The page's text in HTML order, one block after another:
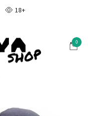
18+
0